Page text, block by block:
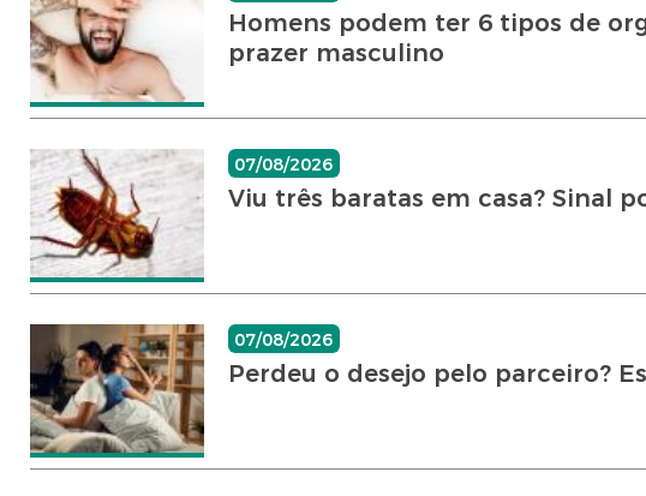
Homens podem ter 6 tipos de
prazer masculino
07/08/2026
Viu três baratas em casa? Sinal
07/08/2026
Perdeu o desejo pelo parceiro?